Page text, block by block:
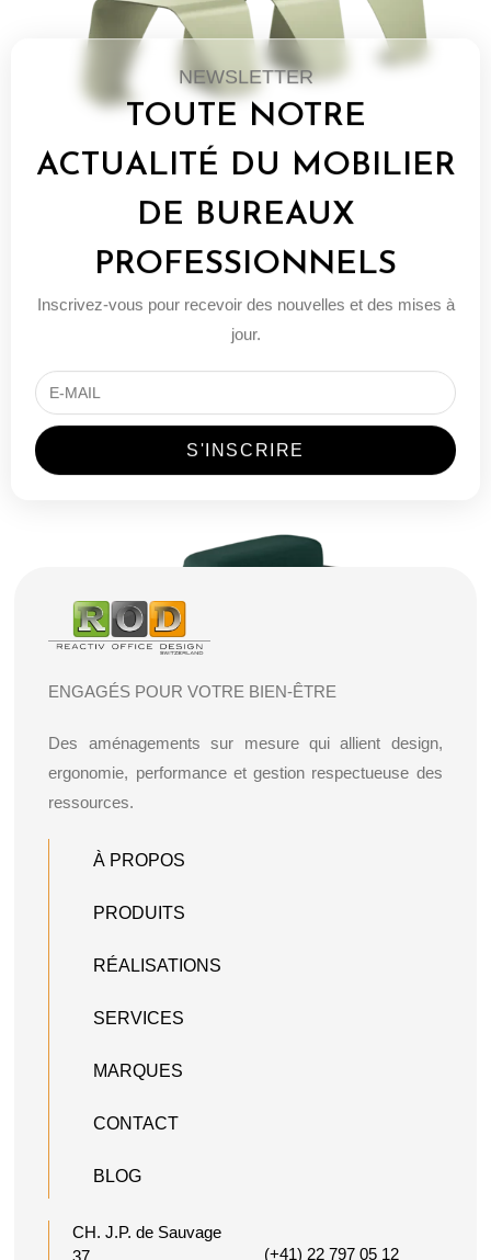
NEWSLETTER
TOUTE NOTRE
ACTUALITÉ DU MOBILIER
DE BUREAUX
PROFESSIONNELS
Inscrivez-vous pour recevoir des nouvelles et des mises à
jour.
ENGAGÉS POUR VOTRE BIEN-ÊTRE
Des aménagements sur mesure qui allient design,
ergonomie, performance et gestion respectueuse des
ressources.
À PROPOS
PRODUITS
RÉALISATIONS
SERVICES
MARQUES
CONTACT
BLOG
CH. J.P. de Sauvage
37,
(+41) 22 797 05 12